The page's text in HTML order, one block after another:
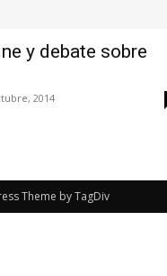
y debate sobre
2014
Theme by TagDiv